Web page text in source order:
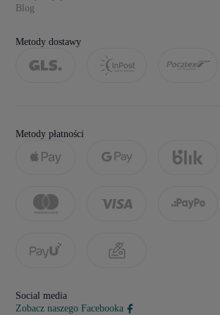
Blog
Metody dostawy
Metody płatności
Social media
Zobacz naszego Facebooka